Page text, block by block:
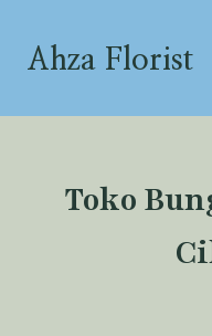
content
Ahza Florist
Toko